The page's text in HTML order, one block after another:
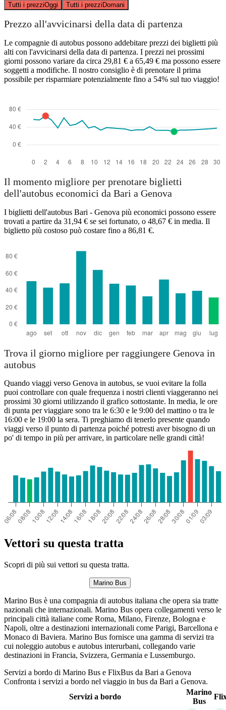
Tutti i prezziOggi Tutti i prezziDomani
Prezzo all'avvicinarsi della data di partenza
Le compagnie di autobus possono addebitare prezzi dei biglietti più
alti con l'avvicinarsi della data di partenza. I prezzi nei prossimi
giorni possono variare da circa 29,81 € a 65,49 € ma possono essere
soggetti a modifiche. Il nostro consiglio è di prenotare il prima
possibile per risparmiare potenzialmente fino a 54% sul tuo viaggio!
Il momento migliore per prenotare biglietti
dell'autobus economici da Bari a Genova
I biglietti dell'autobus Bari - Genova più economici possono essere
trovati a partire da 31,94 € se sei fortunato, o 48,67 € in media. Il
biglietto più costoso può costare fino a 86,81 €.
Trova il giorno migliore per raggiungere Genova in
autobus
Quando viaggi verso Genova in autobus, se vuoi evitare la folla
puoi controllare con quale frequenza i nostri clienti viaggeranno nei
prossimi 30 giorni utilizzando il grafico sottostante. In media, le ore
di punta per viaggiare sono tra le 6:30 e le 9:00 del mattino o tra le
16:00 e le 19:00 la sera. Ti preghiamo di tenerlo presente quando
viaggi verso il punto di partenza poiché potresti aver bisogno di un
po' di tempo in più per arrivare, in particolare nelle grandi città!
Vettori su questa tratta
Scopri di più sui vettori su questa tratta.
Marino Bus
Marino Bus è una compagnia di autobus italiana che opera sia tratte
nazionali che internazionali. Marino Bus opera collegamenti verso le
principali città italiane come Roma, Milano, Firenze, Bologna e
Napoli, oltre a destinazioni internazionali come Parigi, Barcellona e
Monaco di Baviera. Marino Bus fornisce una gamma di servizi tra
cui noleggio autobus e autobus interurbani, collegando varie
destinazioni in Francia, Svizzera, Germania e Lussemburgo.
Servizi a bordo di Marino Bus e FlixBus da Bari a Genova
Confronta i servizi a bordo nel viaggio in bus da Bari a Genova.
Servizi a bordo
Marino
Bus